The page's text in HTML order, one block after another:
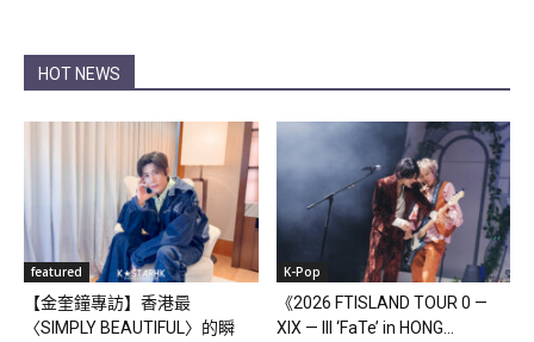
HOT NEWS
featured
【金奎鐘專訪】香港最
〈SIMPLY BEAUTIFUL〉的瞬
K-Pop
《2026 FTISLAND TOUR 0 —
XIX — III ‘FaTe’ in HONG...